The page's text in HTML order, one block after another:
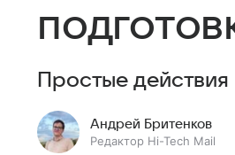
Простые
Андрей Бритенков
Редактор Hi-Tech Mail